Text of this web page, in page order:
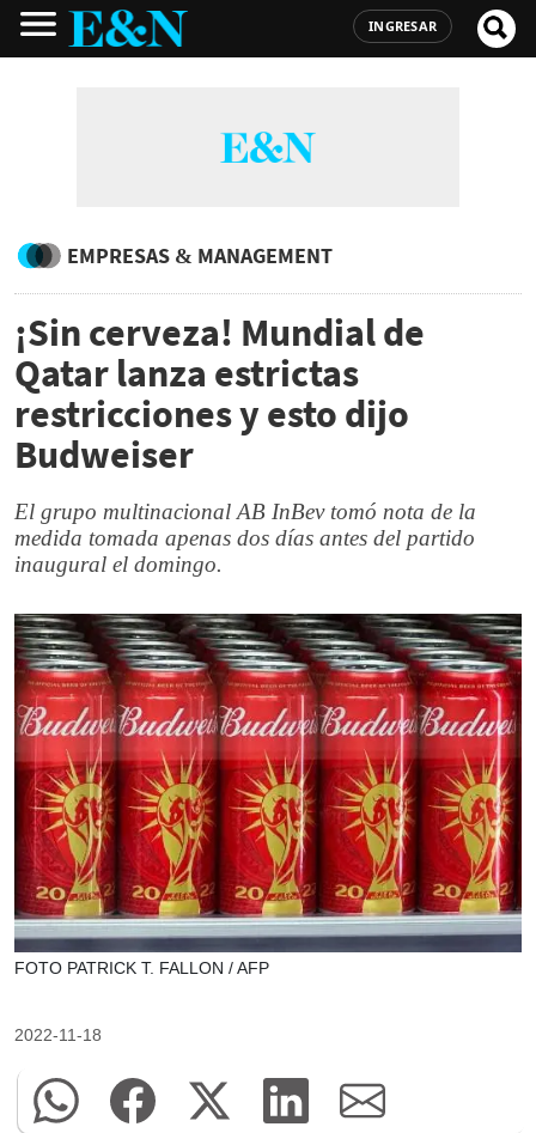
INGRESAR
EMPRESAS & MANAGEMENT
¡Sin cerveza! Mundial de
Qatar lanza estrictas
restricciones y esto dijo
Budweiser
El grupo multinacional AB InBev tomó nota de la
medida tomada apenas dos días antes del partido
inaugural el domingo.
FOTO PATRICK T. FALLON / AFP
2022-11-18